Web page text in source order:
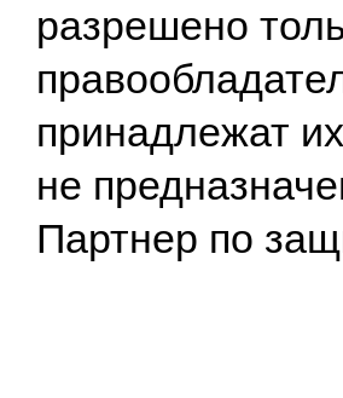
разрешено
принадлежат
не
Партнер по